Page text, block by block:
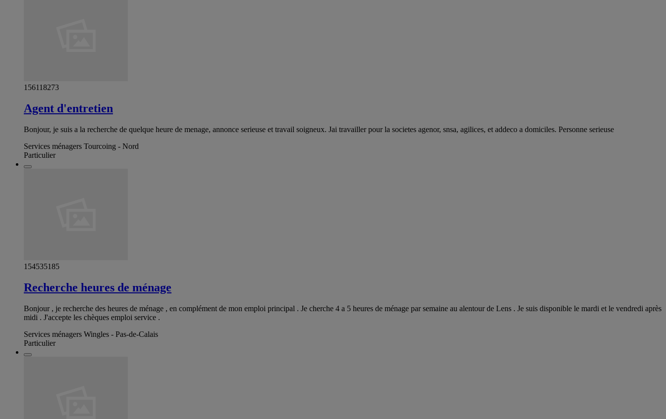
156118273
Agent d'entretien
Bonjour, je suis a la recherche de quelque heure de menage, annonce serieuse et travail soigneux. Jai travailler pour la societes agenor, snsa, agilices, et addeco a domiciles. Personne serieuse
Services ménagers Tourcoing - Nord
Particulier
154535185
Recherche heures de ménage
Bonjour , je recherche des heures de ménage , en complément de mon emploi principal . Je cherche 4 a 5 heures de ménage par semaine au alentour de Lens . Je suis disponible le mardi et le vendredi après
midi . J'accepte les chèques emploi service .
Services ménagers Wingles - Pas-de-Calais
Particulier